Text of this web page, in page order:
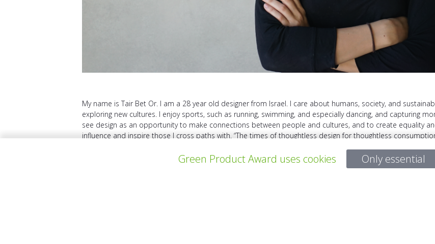
My name is Tair Bet Or. I am a 28 year old designer from Israel. I care about humans, society, and
exploring new cultures. I enjoy sports, such as running, swimming, and especially dancing, and capturing
see design as an opportunity to make connections between people and cultures, and to create equality
influence and inspire those I cross paths with. “The times of thoughtless design for thoughtless
Green Product Award uses cookies Only essential